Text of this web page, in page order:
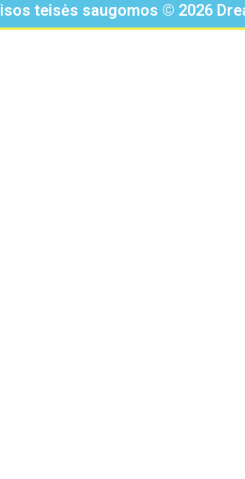
teisės saugomos © 2026